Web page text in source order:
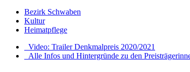
Bezirk Schwaben
Kultur
Heimatpflege
Video: Trailer Denkmalpreis 2020/2021
Alle Infos und Hintergründe zu den